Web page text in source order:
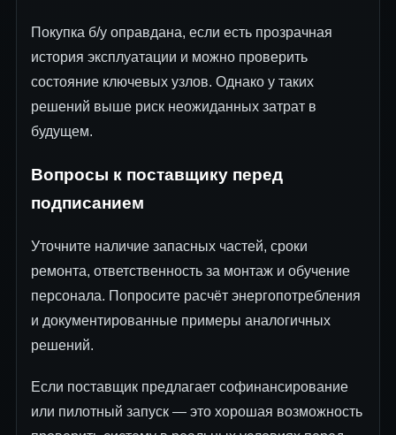
Покупка б/у оправдана, если есть прозрачная
история эксплуатации и можно проверить
состояние ключевых узлов. Однако у таких
решений выше риск неожиданных затрат в
будущем.
Вопросы к поставщику перед
подписанием
Уточните наличие запасных частей, сроки
ремонта, ответственность за монтаж и обучение
персонала. Попросите расчёт энергопотребления
и документированные примеры аналогичных
решений.
Если поставщик предлагает софинансирование
или пилотный запуск — это хорошая возможность